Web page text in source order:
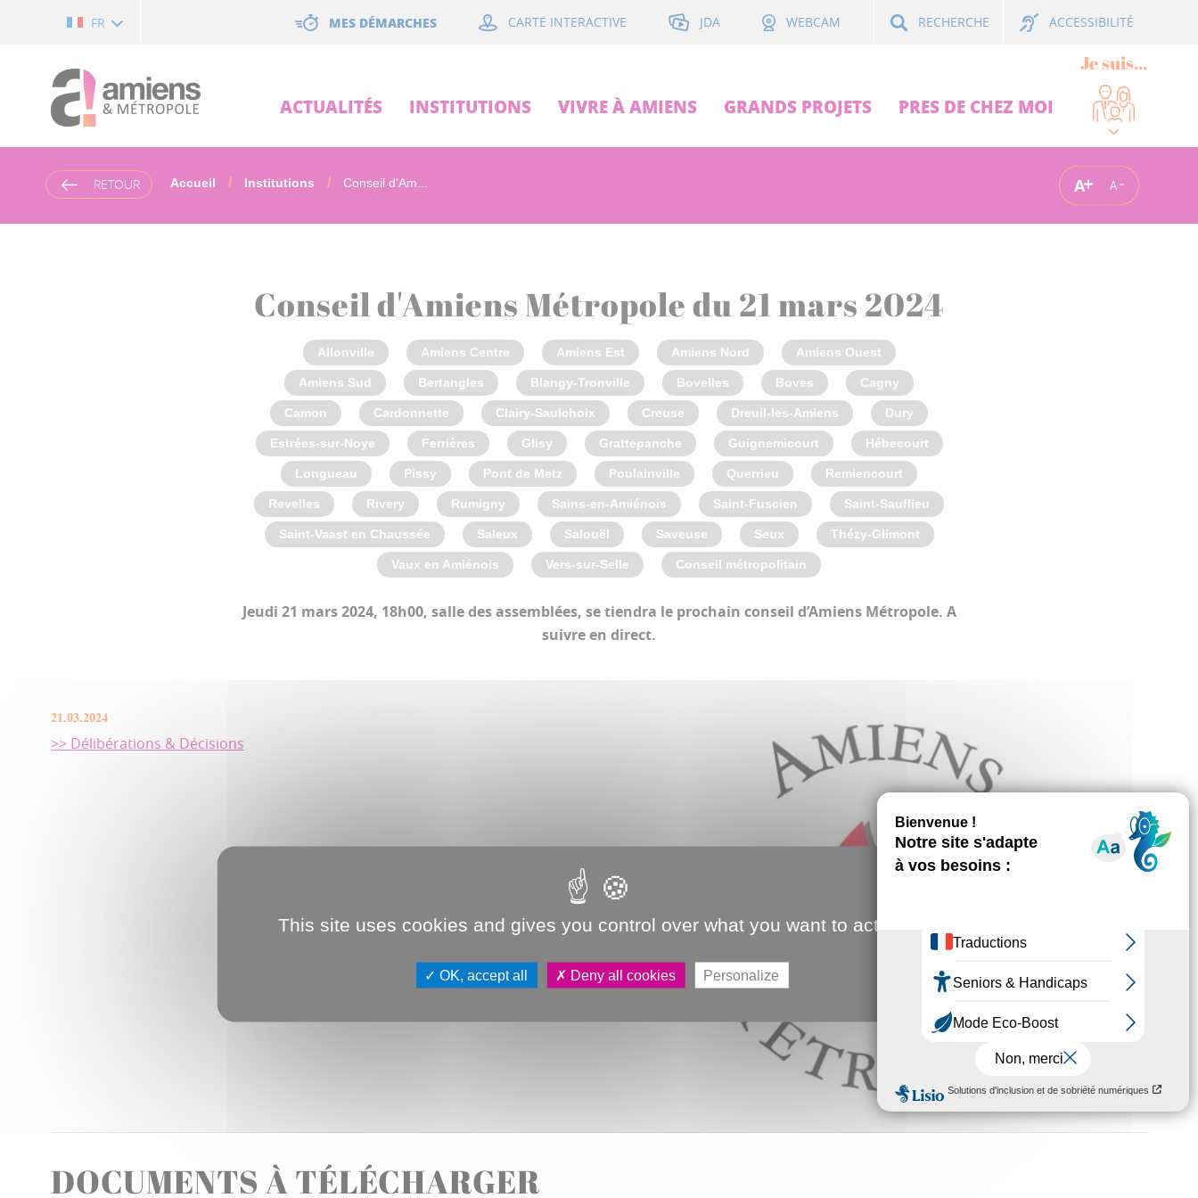
FR MES DÉMARCHES CARTE INTERACTIVE JDA WEBCAM RECHERCHE ACCESSIBILITÉ
ACTUALITÉS INSTITUTIONS VIVRE À AMIENS GRANDS PROJETS PRES DE CHEZ MOI
Je suis...
RETOUR Accueil Institutions Conseil d'Am... A A
Conseil d'Amiens Métropole du 21 mars 2024
Allonville Amiens Centre Amiens Est Amiens Nord Amiens Ouest
Amiens Sud Bertangles Blangy-Tronville Bovelles Boves Cagny
Camon Cardonnette Clairy-Saulchoix Creuse Dreuil-les-Amiens Dury
Estrées-sur-Noye Ferrières Glisy Grattepanche Guignemicourt Hébecourt
Longueau Pissy Pont de Metz Poulainville Querrieu Remiencourt
Revelles Rivery Rumigny Sains-en-Amiénois Saint-Fuscien Saint-Sauflieu
Saint-Vaast en Chaussée Saleux Salouël Saveuse Seux Thézy-Glimont
Vaux en Amiénois Vers-sur-Selle Conseil métropolitain
Jeudi 21 mars 2024, 18h00, salle des assemblées, se tiendra le prochain conseil d’Amiens Métropole. A
suivre en direct.
21.03.2024
>> Délibérations & Décisions
DOCUMENTS À TÉLÉCHARGER
This site uses cookies and gives you control over what you want to activate
OK, accept all Deny all cookies Personalize